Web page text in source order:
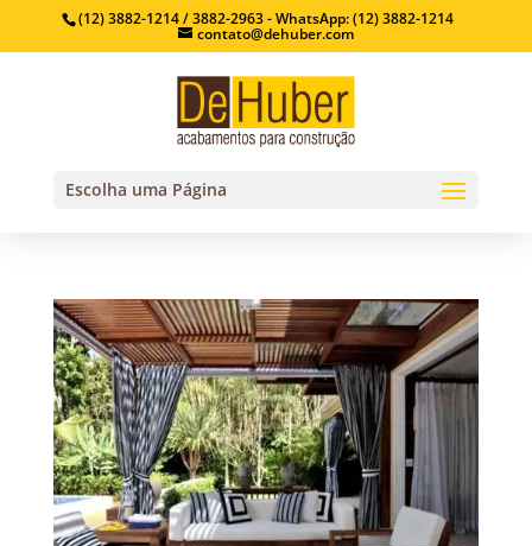
(12) 3882-1214 / 3882-2963 - WhatsApp: (12) 3882-1214
contato@dehuber.com
Escolha uma Página